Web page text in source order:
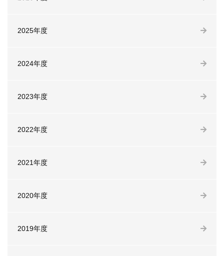
2025年度
2024年度
2023年度
2022年度
2021年度
2020年度
2019年度